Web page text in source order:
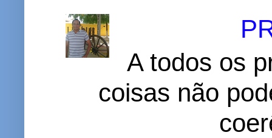
A todos os
coisas não